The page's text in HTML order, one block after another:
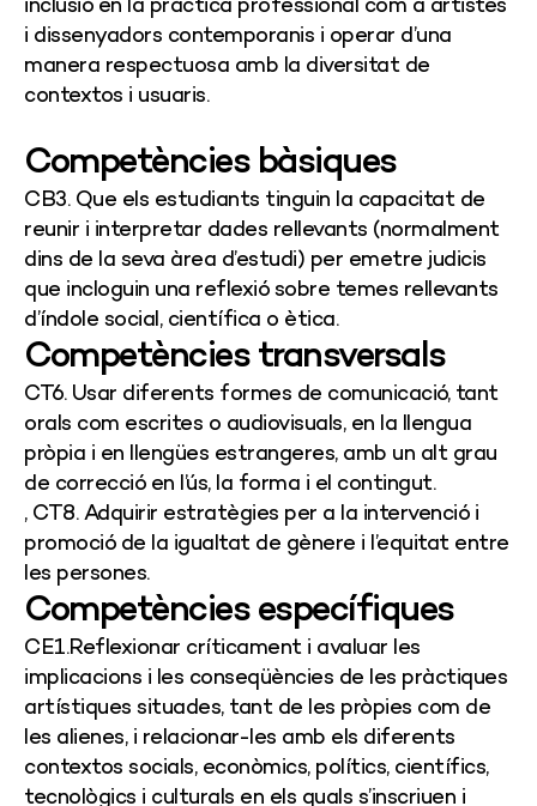
inclusió en la pràctica professional com a artistes
i dissenyadors contemporanis i operar d’una
manera respectuosa amb la diversitat de
contextos i usuaris.
Competències bàsiques
CB3. Que els estudiants tinguin la capacitat de
reunir i interpretar dades rellevants (normalment
dins de la seva àrea d’estudi) per emetre judicis
que incloguin una reflexió sobre temes rellevants
d’índole social, científica o ètica.
Competències transversals
CT6. Usar diferents formes de comunicació, tant
orals com escrites o audiovisuals, en la llengua
pròpia i en llengües estrangeres, amb un alt grau
de correcció en l’ús, la forma i el contingut.
, CT8. Adquirir estratègies per a la intervenció i
promoció de la igualtat de gènere i l’equitat entre
les persones.
Competències específiques
CE1.Reflexionar críticament i avaluar les
implicacions i les conseqüències de les pràctiques
artístiques situades, tant de les pròpies com de
les alienes, i relacionar-les amb els diferents
contextos socials, econòmics, polítics, científics,
tecnològics i culturals en els quals s’inscriuen i